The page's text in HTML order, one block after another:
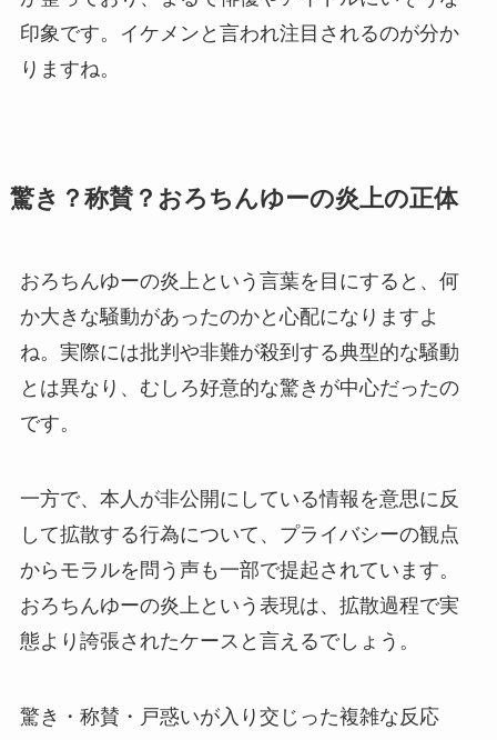
印象です。イケメンと言われ注目されるのが分か
りますね。
驚き？称賛？おろちんゆーの炎上の正体
おろちんゆーの炎上という言葉を目にすると、何
か大きな騒動があったのかと心配になりますよ
ね。実際には批判や非難が殺到する典型的な騒動
とは異なり、むしろ好意的な驚きが中心だったの
です。
一方で、本人が非公開にしている情報を意思に反
して拡散する行為について、プライバシーの観点
からモラルを問う声も一部で提起されています。
おろちんゆーの炎上という表現は、拡散過程で実
態より誇張されたケースと言えるでしょう。
驚き・称賛・戸惑いが入り交じった複雑な反応